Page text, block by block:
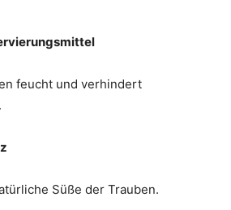
feucht und verhindert
Süße der Trauben.